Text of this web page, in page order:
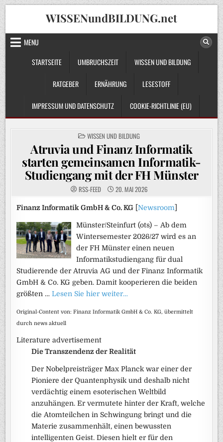
Skip
to
content
WISSENundBILDUNG.net
MENU
STARTSEITE
UMBRUCHSZEIT WISSEN UND BILDUNG
RATGEBER ERNÄHRUNG LESESTOFF
IMPRESSUM UND DATENSCHUTZ COOKIE-RICHTLINIE (EU)
POSTED
IN
WISSEN UND BILDUNG
Atruvia und Finanz Informatik
starten gemeinsamen Informatik-
Studiengang mit der FH Münster
RSS-FEED 20. MAI 2026
Finanz Informatik GmbH & Co. KG [Newsroom
Münster/Steinfurt (ots) – Ab dem
Wintersemester 2026/27 wird es an
der FH Münster einen neuen
Informatikstudiengang für dual
Studierende der Atruvia AG und der Finanz Informatik
GmbH & Co. KG geben. Damit kooperieren die beiden
größten …Lesen Sie hier weiter…
Original-Content von: Finanz Informatik GmbH & Co. KG, übermittelt
durch news aktuell
Literature advertisement
Die Transzendenz der Realität
Der Nobelpreisträger Max Planck war einer der
Pioniere der Quantenphysik und deshalb nicht
verdächtig einem esoterischen Weltbild
anzuhängen. Er vermutete hinter der Kraft, welche
die Atomteilchen in Schwingung bringt und die
Materie zusammenhält, einen bewussten
intelligenten Geist. Diesen hielt er für den